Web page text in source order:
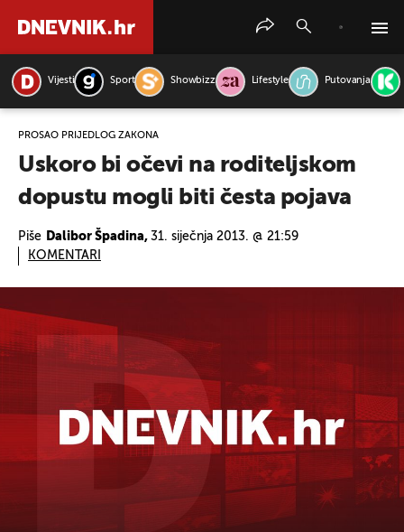
Vijesti Sport Showbizz Lifestyle Putovanja
PROŠAO PRIJEDLOG ZAKONA
Uskoro bi očevi na roditeljskom
dopustu mogli biti česta pojava
Piše Dalibor Špadina, 31. siječnja 2013. @ 21:59
KOMENTARI
PRETRAŽITE VIJESTI